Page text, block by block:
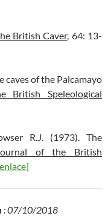
British Caver, 64: 13-
caves of the Palcamayo
British Speleological
R.J. (1973). The
of the British
enlace]
: 07/10/2018